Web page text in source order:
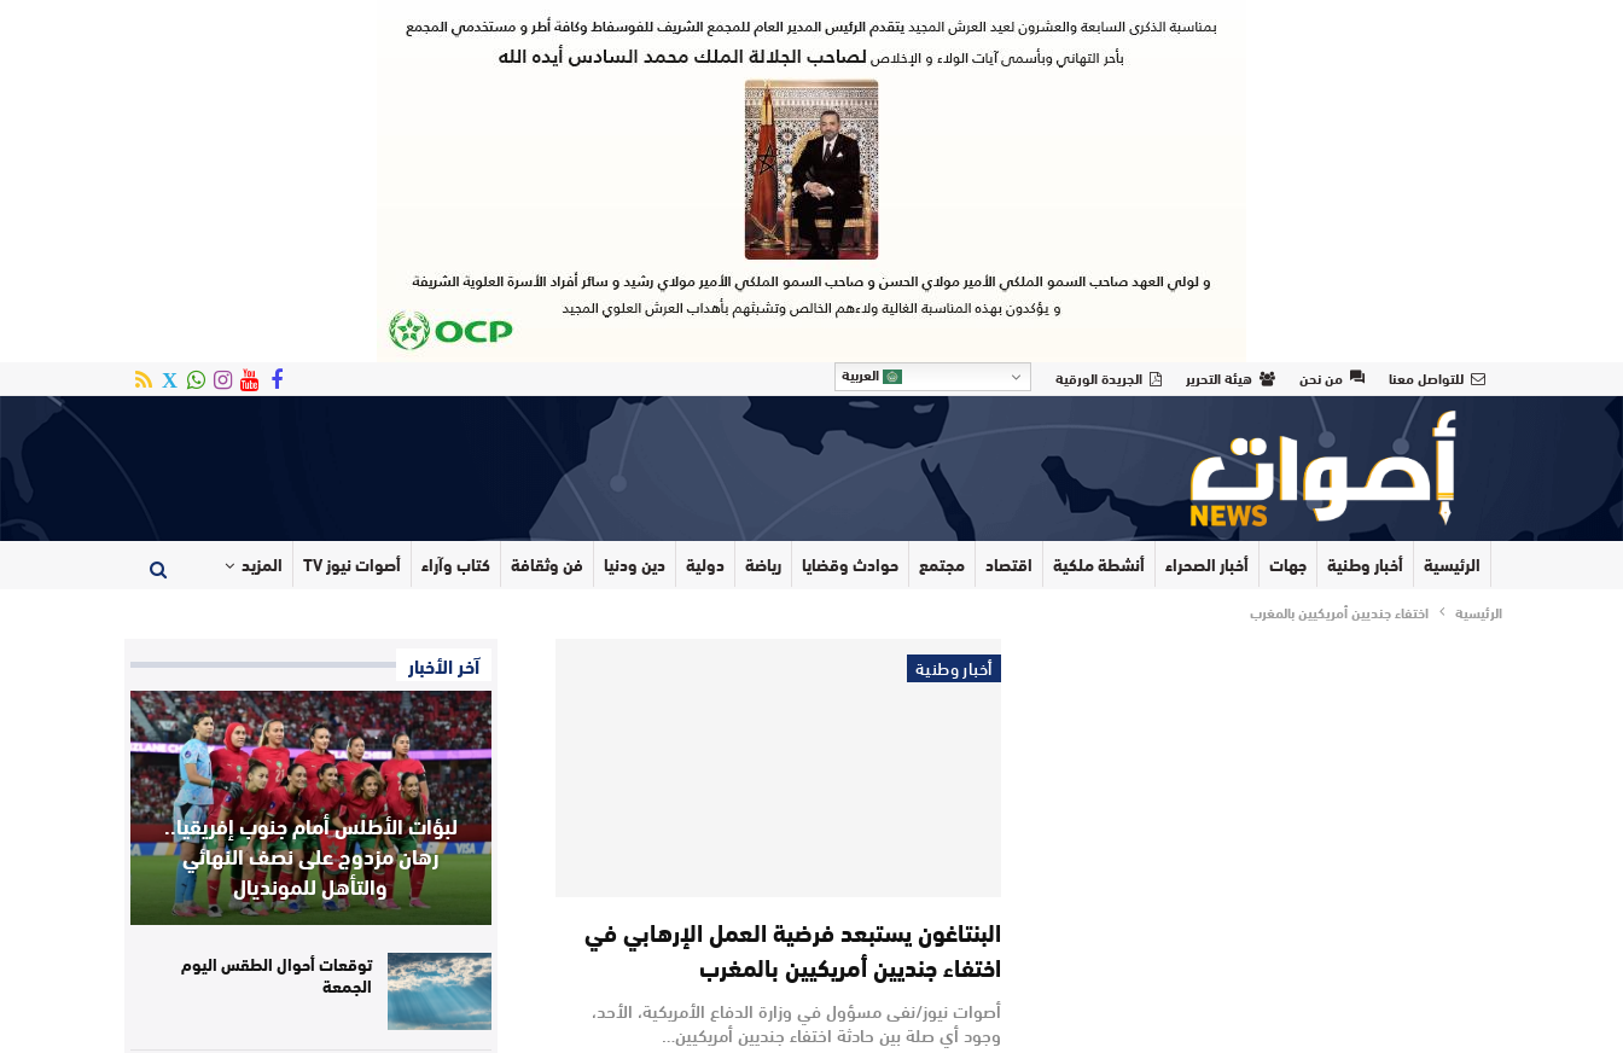
للتواصل معنا من نحن هيئة التحرير الجريدة الورقية العربية
الرئيسية أخبار وطنية جهات أخبار الصحراء أنشطة ملكية اقتصاد مجتمع حوادث وقضايا رياضة دولية دين ودنيا فن وثقافة كتاب وآراء أصوات نيوز TV المزيد
الرئيسية اختفاء جنديين أمريكيين بالمغرب
أخبار وطنية
البنتاغون يستبعد فرضية العمل الإرهابي في
اختفاء جنديين أمريكيين بالمغرب
أصوات نيوز/نفى مسؤول في وزارة الدفاع الأمريكية، الأحد،
وجود أي صلة بين حادثة اختفاء جنديين أمريكيين…
آخر الأخبار
لبؤات الأطلس أمام جنوب إفريقيا..
رهان مزدوج على نصف النهائي
والتأهل للمونديال
توقعات أحوال الطقس اليوم
الجمعة